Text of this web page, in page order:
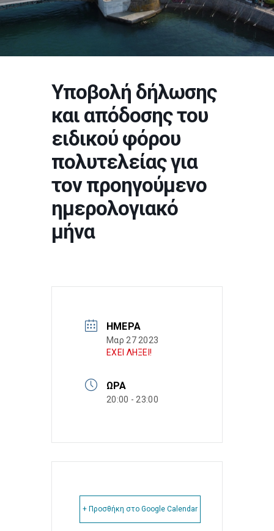
Υποβολή δήλωσης
και απόδοσης του
ειδικού φόρου
πολυτελείας για
τον προηγούμενο
ημερολογιακό
μήνα
ΗΜΈΡΑ
Μαρ 27 2023
ΕΧΕΙ ΛΗΞΕΙ!
ΏΡΑ
20:00 - 23:00
+ Προσθήκη στο Google Calendar